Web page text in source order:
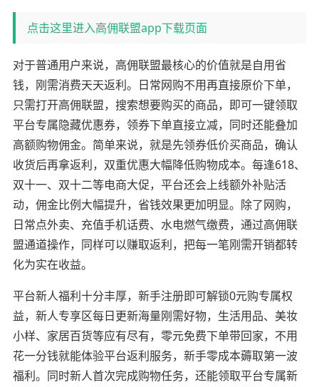
点击这里进入高佣联盟app下载页面
对于普通用户来说，高佣联盟最核心的价值就是自用省
钱，刚需消费天天返利。日常网购不用再直接原价下单，
只需打开高佣联盟，搜索想要购买的商品，即可一键领取
平台专属隐藏优惠券，领券下单直接立减，同时还能叠加
高额购物佣金。简单来说，就是先领券低价买商品，确认
收货后再拿返利，双重优惠大幅降低购物成本。每逢618、
双十一、双十二等电商大促，平台还会上线额外补贴活
动，佣金比例大幅提升，省钱效果更加明显。除了网购，
日常点外卖、充值手机话费、水电燃气缴费，通过高佣联
盟通道操作，同样可以赚取返利，把每一笔刚需开销都转
化为实在收益。
平台新人福利十分丰厚，新手注册即可解锁0元购专属权
益，新人专享区每日更新海量刚需好物，生活用品、美妆
小样、家居百货等应有尽有，零元免费下单带回家，不用
花一分钱就能体验平台返利服务，新手零成本薅取第一波
福利。同时新人首次完成购物任务，还能领取平台专属新